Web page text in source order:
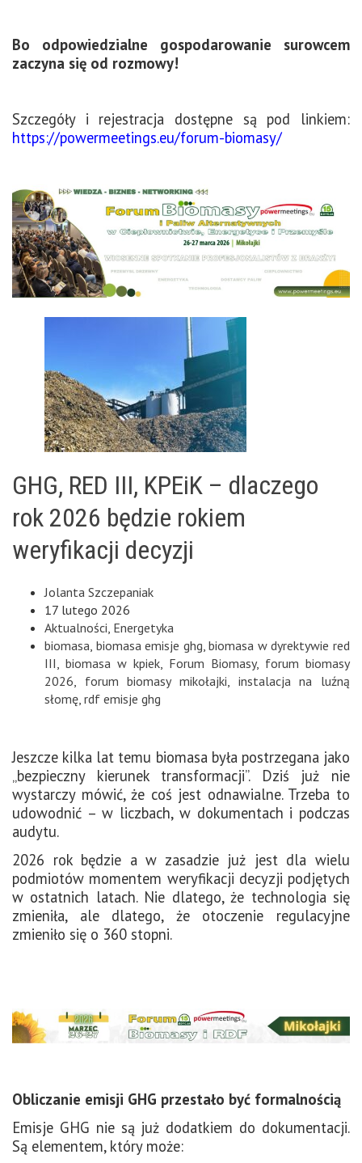
Bo odpowiedzialne gospodarowanie surowcem
zaczyna się od rozmowy!
Szczegóły i rejestracja dostępne są pod linkiem:
https://powermeetings.eu/forum-biomasy/
GHG, RED III, KPEiK – dlaczego
rok 2026 będzie rokiem
weryfikacji decyzji
Jolanta Szczepaniak
17 lutego 2026
Aktualności, Energetyka
biomasa, biomasa emisje ghg,biomasa w dyrektywie red
III, biomasa w kpiek, Forum Biomasy, forum biomasy
2026, forum biomasy mikołajki, instalacja na luźną
słomę, rdf emisje ghg
Jeszcze kilka lat temu biomasa była postrzegana jako
„bezpieczny kierunek transformacji”. Dziś już nie
wystarczy mówić, że coś jest odnawialne. Trzeba to
udowodnić – w liczbach, w dokumentach i podczas
audytu.
2026 rok będzie a w zasadzie już jest dla wielu
podmiotów momentem weryfikacji decyzji podjętych
w ostatnich latach. Nie dlatego, że technologia się
zmieniła, ale dlatego, że otoczenie regulacyjne
zmieniło się o 360 stopni.
Obliczanie emisji GHG przestało być formalnością
Emisje GHG nie są już dodatkiem do dokumentacji.
Są elementem, który może: